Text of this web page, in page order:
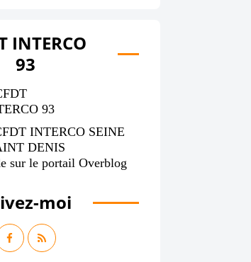
INTERCO
93
INTERCO SEINE
DENIS
sur le portail Overblog
moi